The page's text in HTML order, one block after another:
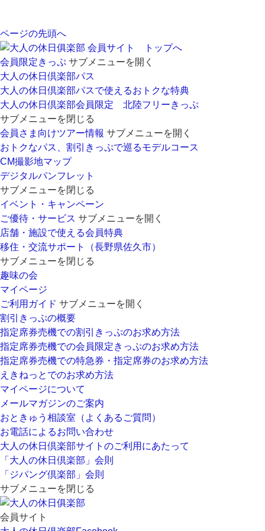
ページの先頭へ
会員サイト トップへ
会員限定きっぷ サブメニューを開く
大人の休日倶楽部パス
大人の休日倶楽部パスで使えるおトクな特典
大人の休日倶楽部会員限定 北陸フリーきっぷ
サブメニューを閉じる
会員さま向けツアー情報 サブメニューを開く
おトクなパス、割引きっぷで巡るモデルコース
CM撮影地マップ
デジタルパンフレット
サブメニューを閉じる
イベント・キャンペーン
ご優待・サービス サブメニューを開く
店舗・施設で使える会員特典
移住・交流サポート（長野県佐久市）
サブメニューを閉じる
趣味の会
マイページ
ご利用ガイド サブメニューを開く
割引きっぷの概要
指定席券売機での割引きっぷのお求め方法
指定席券売機での会員限定きっぷのお求め方法
指定席券売機での特急券・指定席券のお求め方法
えきねっとでのお求め方法
マイページについて
メールマガジンのご案内
おときゅう相談室（よくあるご質問）
お電話によるお問い合わせ
大人の休日倶楽部サイトのご利用にあたって
「大人の休日倶楽部」会則
「ジパング倶楽部」会則
サブメニューを閉じる
会員サイト